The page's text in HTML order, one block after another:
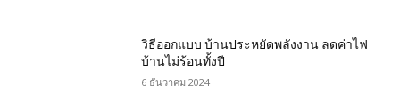
วิธีออกแบบ บ้านประหยัดพลังงาน ลดค่าไฟ
บ้านไม่ร้อนทั้งปี
6 ธันวาคม 2024